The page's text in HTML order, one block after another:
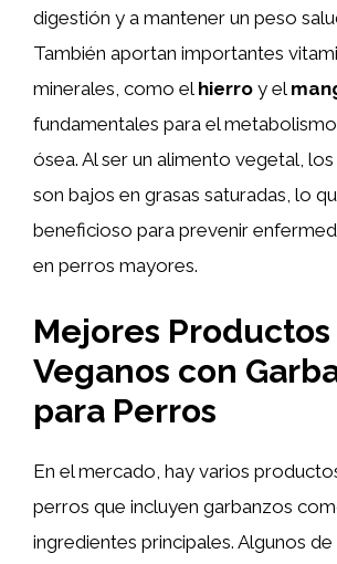
digestión y a mantener un peso
También aportan importantes
minerales, como el hierro y el
fundamentales para el
ósea. Al ser un alimento vegetal,
son bajos en grasas saturadas, lo
beneficioso para prevenir
en perros mayores.
Mejores Productos
Veganos con
para Perros
En el mercado, hay varios
perros que incluyen garbanzos
ingredientes principales. Algunos